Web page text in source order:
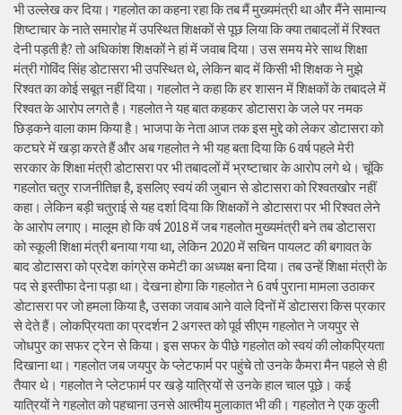
भी उल्लेख कर दिया। गहलोत का कहना रहा कि तब मैं मुख्यमंत्री था और मैंने सामान्य
शिष्टाचार के नाते समारोह में उपस्थित शिक्षकों से पूछ लिया कि क्या तबादलों में रिश्वत
देनी पड़ती है? तो अधिकांश शिक्षकों ने हां में जवाब दिया। उस समय मेरे साथ शिक्षा
मंत्री गोविंद सिंह डोटासरा भी उपस्थित थे, लेकिन बाद में किसी भी शिक्षक ने मुझे
रिश्वत का कोई सबूत नहीं दिया। गहलोत ने कहा कि हर शासन में शिक्षकों के तबादले में
रिश्वत के आरोप लगते है। गहलोत ने यह बात कहकर डोटासरा के जले पर नमक
छिड़कने वाला काम किया है। भाजपा के नेता आज तक इस मुद्दे को लेकर डोटासरा को
कटघरे में खड़ा करते हैं और अब गहलोत ने भी यह बता दिया कि 6 वर्ष पहले मेरी
सरकार के शिक्षा मंत्री डोटासरा पर भी तबादलों में भ्रष्टाचार के आरोप लगे थे। चूंकि
गहलोत चतुर राजनीतिज्ञ है, इसलिए स्वयं की जुबान से डोटासरा को रिश्वतखोर नहीं
कहा। लेकिन बड़ी चतुराई से यह दर्शा दिया कि शिक्षकों ने डोटासरा पर भी रिश्वत लेने
के आरोप लगाए। मालूम हो कि वर्ष 2018 में जब गहलोत मुख्यमंत्री बने तब डोटासरा
को स्कूली शिक्षा मंत्री बनाया गया था, लेकिन 2020 में सचिन पायलट की बगावत के
बाद डोटासरा को प्रदेश कांग्रेस कमेटी का अध्यक्ष बना दिया। तब उन्हें शिक्षा मंत्री के
पद से इस्तीफा देना पड़ा था। देखना होगा कि गहलोत ने 6 वर्ष पुराना मामला उठाकर
डोटासरा पर जो हमला किया है, उसका जवाब आने वाले दिनों में डोटासरा किस प्रकार
से देते हैं। लोकप्रियता का प्रदर्शन 2 अगस्त को पूर्व सीएम गहलोत ने जयपुर से
जोधपुर का सफर ट्रेन से किया। इस सफर के पीछे गहलोत को स्वयं की लोकप्रियता
दिखाना था। गहलोत जब जयपुर के प्लेटफार्म पर पहुंचे तो उनके कैमरा मैन पहले से ही
तैयार थे। गहलोत ने प्लेटफार्म पर खड़े यात्रियों से उनके हाल चाल पूछे। कई
यात्रियों ने गहलोत को पहचाना उनसे आत्मीय मुलाकात भी की। गहलोत ने एक कुली